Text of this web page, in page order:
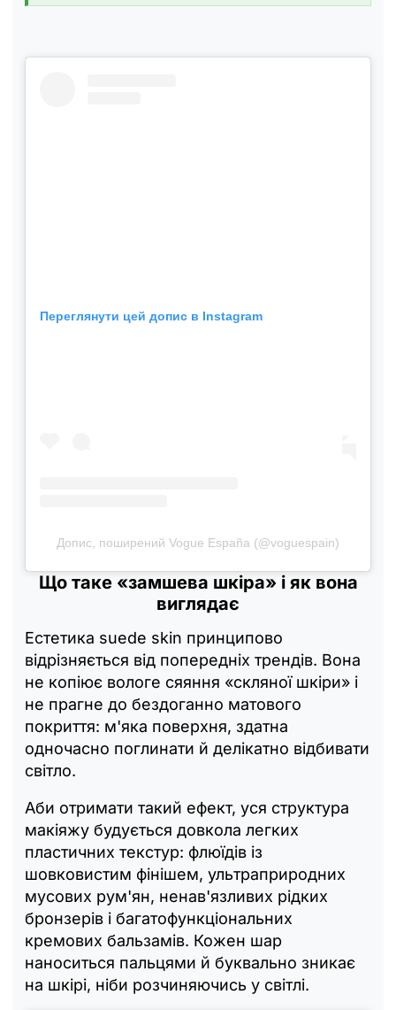
Переглянути цей допис в Instagram
Допис, поширений Vogue España (@voguespain)
Що таке «замшева шкіра» і як вона
виглядає
Естетика suede skin принципово
відрізняється від попередніх трендів. Вона
не копіює вологе сяяння «скляної шкіри» і
не прагне до бездоганно матового
покриття: м'яка поверхня, здатна
одночасно поглинати й делікатно відбивати
світло.
Аби отримати такий ефект, уся структура
макіяжу будується довкола легких
пластичних текстур: флюїдів із
шовковистим фінішем, ультраприродних
мусових рум'ян, ненав'язливих рідких
бронзерів і багатофункціональних
кремових бальзамів. Кожен шар
наноситься пальцями й буквально зникає
на шкірі, ніби розчиняючись у світлі.